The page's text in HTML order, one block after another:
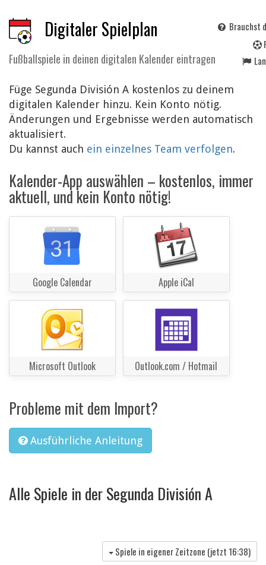
Digitaler Spielplan
Fußballspiele in deinen digitalen Kalender eintragen
Brauchst
Füge Segunda División A kostenlos zu deinem
digitalen Kalender hinzu. Kein Konto nötig.
Änderungen und Ergebnisse werden automatisch
aktualisiert.
Du kannst auch ein einzelnes Team verfolgen.
Kalender-App auswählen – kostenlos, immer
aktuell, und kein Konto nötig!
Google Calendar Apple iCal
Microsoft Outlook Outlook.com / Hotmail
Probleme mit dem Import?
Ausführliche Anleitung
Alle Spiele in der Segunda División A
Spiele in eigener Zeitzone (jetzt 16:38)